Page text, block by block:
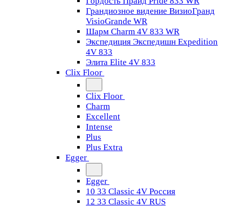
Грандиозное видение ВизиоГранд
VisioGrande WR
Шарм Charm 4V 833 WR
Экспедиция Экспедишн Expedition
4V 833
Элита Elite 4V 833
Clix Floor
Clix Floor
Charm
Excellent
Intense
Plus
Plus Extra
Egger
Egger
10 33 Classic 4V Россия
12 33 Classic 4V RUS